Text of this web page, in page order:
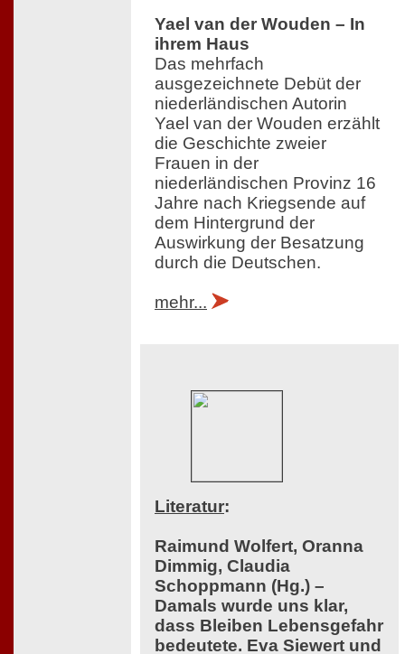
Yael van der Wouden – In
ihrem Haus
Das mehrfach
ausgezeichnete Debüt der
niederländischen Autorin
Yael van der Wouden erzählt
die Geschichte zweier
Frauen in der
niederländischen Provinz 16
Jahre nach Kriegsende auf
dem Hintergrund der
Auswirkung der Besatzung
durch die Deutschen.
mehr...
Literatur:
Raimund Wolfert, Oranna
Dimmig, Claudia
Schoppmann (Hg.) –
Damals wurde uns klar,
dass Bleiben Lebensgefahr
bedeutete. Eva Siewert und